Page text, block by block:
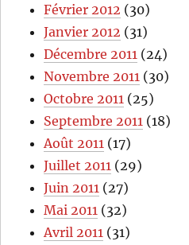
Février 2012 (30)
Janvier 2012 (31)
Décembre 2011 (24)
Novembre 2011 (30)
Octobre 2011 (25)
Septembre 2011 (18)
Août 2011 (17)
Juillet 2011 (29)
Juin 2011 (27)
Mai 2011 (32)
Avril 2011 (31)